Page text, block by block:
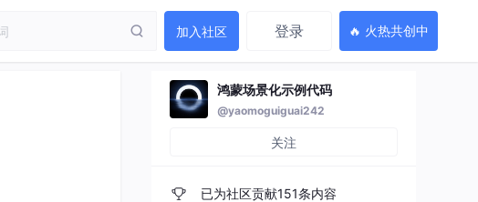
加入社区 登录 🔥 火热共创中
鸿蒙场景化示例代码
@yaomoguiguai242
关注
已为社区贡献151条内容